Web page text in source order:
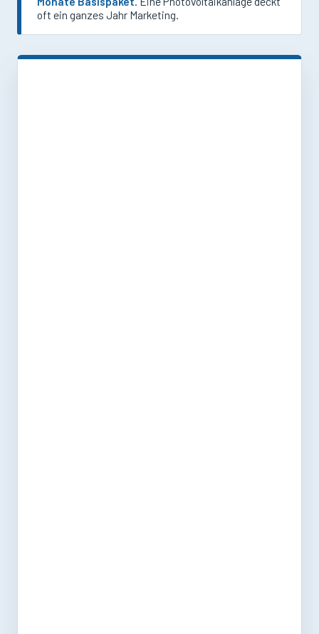
oft ein ganzes Jahr Marketing.